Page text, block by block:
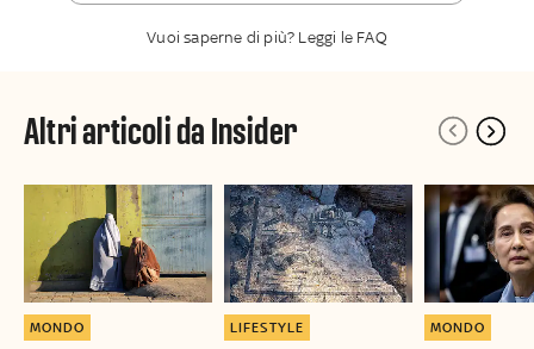
Vuoi saperne di più? Leggi le FAQ
Altri articoli da Insider
MONDO LIFESTYLE MONDO